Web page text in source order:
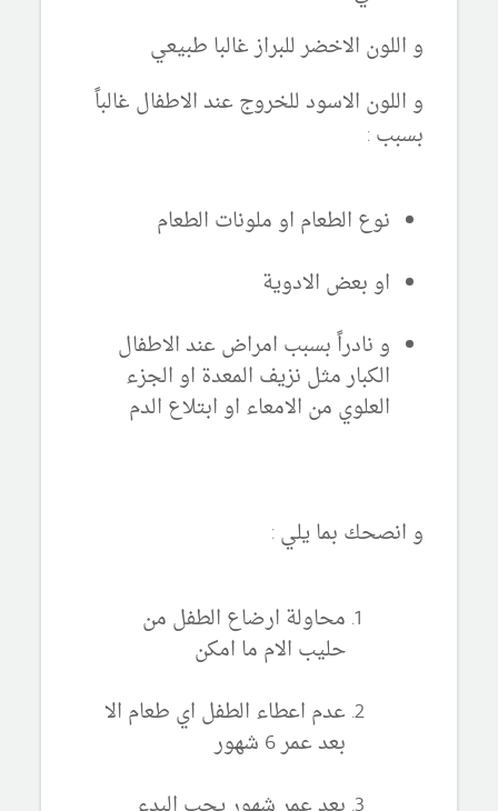
و اللون الاخضر للبراز غالبا طبيعي
و اللون الاسود للخروج عند الاطفال غالباً
بسبب :
نوع الطعام او ملونات الطعام
او بعض الادوية
و نادراً بسبب امراض عند الاطفال
الكبار مثل نزيف المعدة او الجزء
العلوي من الامعاء او ابتلاع الدم
و انصحك بما يلي :
محاولة ارضاع الطفل من
حليب الام ما امكن
عدم اعطاء الطفل اي طعام الا
بعد عمر 6 شهور